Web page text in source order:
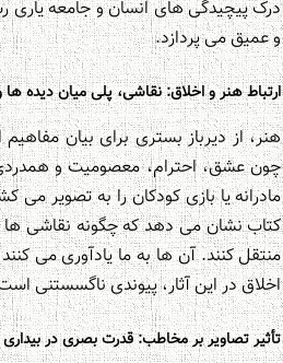
و عمیق می پردازد.
ارتباط هنر و اخلاق: نقاشی، پلی میان دیده
هنر، از دیرباز بستری برای بیان
چون عشق، احترام، معصومیت و
مادرانه یا بازی کودکان را به تصویر
کتاب نشان می دهد که چگونه نقاشی ها
منتقل کنند. آن ها به ما یادآوری می
اخلاق در این آثار، پیوندی ناگسستنی
تأثیر تصاویر بر مخاطب: قدرت بصری در